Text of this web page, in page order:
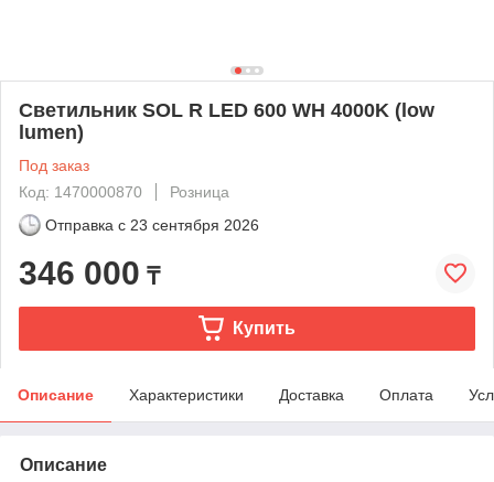
Светильник SOL R LED 600 WH 4000K (low
lumen)
Под заказ
Код: 1470000870
Розница
Отправка с 23 сентября 2026
346 000 ₸
Купить
Описание Характеристики Доставка Оплата
Описание